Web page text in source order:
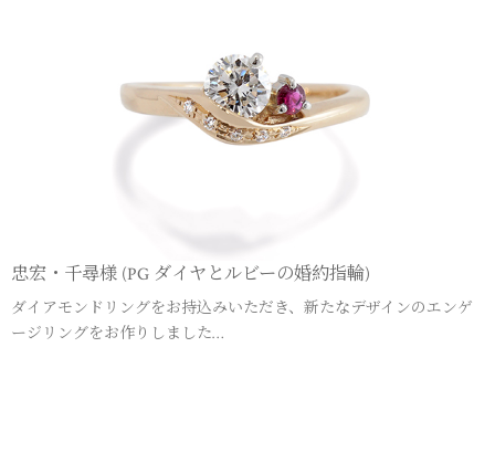
忠宏・千尋様 (PG ダイヤとルビーの婚約指輪)
ダイアモンドリングをお持込みいただき、新たなデザインのエンゲ
ージリングをお作りしました…